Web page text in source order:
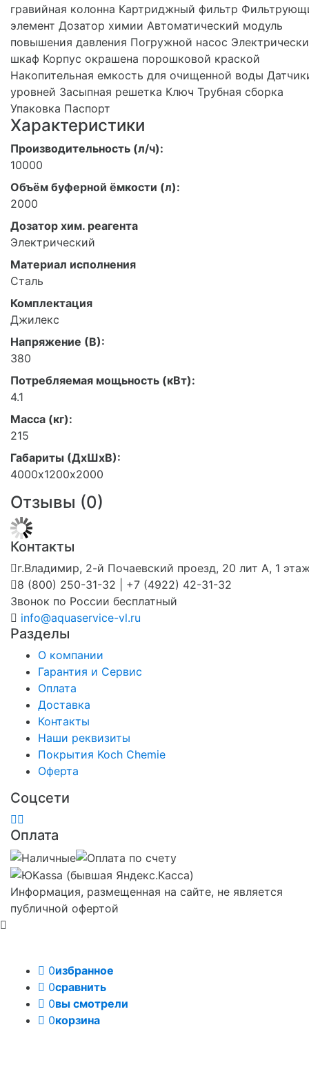
гравийная колонна Картриджный фильтр
элемент Дозатор химии Автоматический модуль
повышения давления Погружной насос
шкаф Корпус окрашена порошковой краской
Накопительная емкость для очищенной воды
уровней Засыпная решетка Ключ Трубная сборка
Упаковка Паспорт
Характеристики
Производительность (л/ч):
10000
Объём буферной ёмкости (л):
2000
Дозатор хим. реагента
Электрический
Материал исполнения
Сталь
Комплектация
Джилекс
Напряжение (В):
380
Потребляемая мощьность (кВт):
4.1
Масса (кг):
215
Габариты (ДхШхВ):
4000х1200х2000
Отзывы (0)
Контакты
г.Владимир, 2-й Почаевский проезд, 20 лит А, 1
8 (800) 250-31-32 | +7 (4922) 42-31-32
Звонок по России бесплатный
info@aquaservice-vl.ru
Разделы
О компании
Гарантия и Сервис
Оплата
Доставка
Контакты
Наши реквизиты
Покрытия Koch Chemie
Оферта
Соцсети
Оплата
Информация, размещенная на сайте, не является
публичной офертой
0избранное
0сравнить
0вы смотрели
0корзина
Задать вопрос